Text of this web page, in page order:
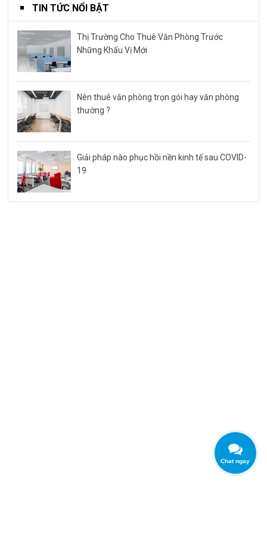
TIN TỨC NỔI BẬT
Thị Trường Cho Thuê Văn Phòng Trước
Những Khẩu Vị Mới
Nên thuê văn phòng trọn gói hay văn phòng
thường ?
Giải pháp nào phục hồi nền kinh tế sau COVID-
19
Chat ngay